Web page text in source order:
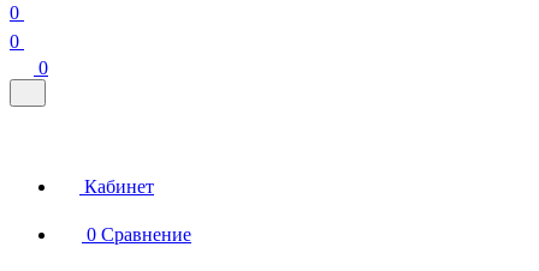
0
0
0
Кабинет
0 Сравнение